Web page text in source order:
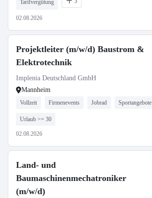
Tarifvergütung
02.08.2026
Projektleiter (m/w/d) Baustrom &
Elektrotechnik
Implenia Deutschland GmbH
Mannheim
Vollzeit Firmenevents Jobrad Sportangebote
Urlaub >= 30
02.08.2026
Land- und
Baumaschinenmechatroniker
(m/w/d)